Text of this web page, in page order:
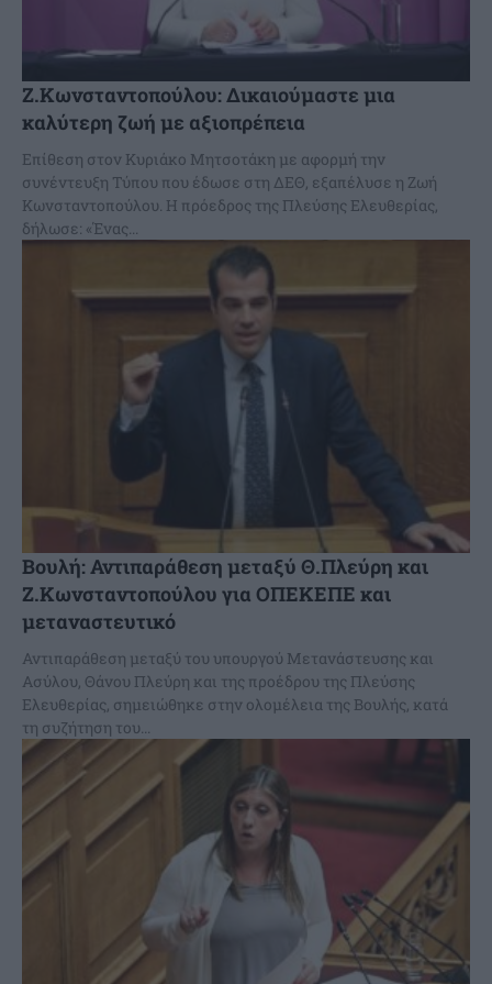
Ζ.Κωνσταντοπούλου: Δικαιούμαστε μια
καλύτερη ζωή με αξιοπρέπεια
Επίθεση στον Κυριάκο Μητσοτάκη με αφορμή την
συνέντευξη Τύπου που έδωσε στη ΔΕΘ, εξαπέλυσε η Ζωή
Κωνσταντοπούλου. Η πρόεδρος της Πλεύσης Ελευθερίας,
δήλωσε: «Ένας...
Βουλή: Αντιπαράθεση μεταξύ Θ.Πλεύρη και
Ζ.Κωνσταντοπούλου για ΟΠΕΚΕΠΕ και
μεταναστευτικό
Αντιπαράθεση μεταξύ του υπουργού Μετανάστευσης και
Ασύλου, Θάνου Πλεύρη και της προέδρου της Πλεύσης
Ελευθερίας, σημειώθηκε στην ολομέλεια της Βουλής, κατά
τη συζήτηση του...